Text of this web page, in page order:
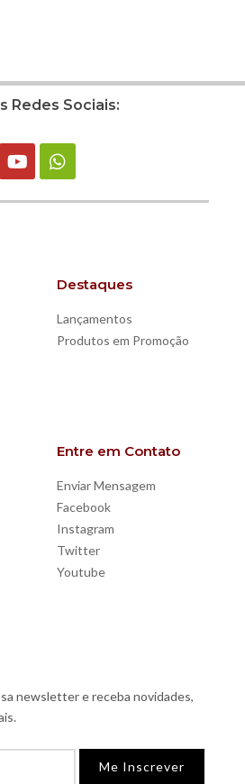
Redes Sociais:
Destaques
Lançamentos
Produtos em Promoção
Entre em Contato
Enviar Mensagem
Facebook
Instagram
Twitter
Youtube
newsletter e receba novidades,
Me Inscrever